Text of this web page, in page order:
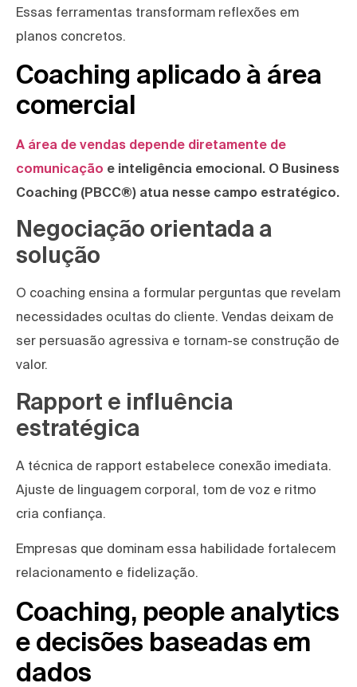
Essas ferramentas transformam reflexões em
planos concretos.
Coaching aplicado à área
comercial
A área de vendas depende diretamente de
comunicação e inteligência emocional. O Business
Coaching (PBCC®) atua nesse campo estratégico.
Negociação orientada a
solução
O coaching ensina a formular perguntas que revelam
necessidades ocultas do cliente. Vendas deixam de
ser persuasão agressiva e tornam-se construção de
valor.
Rapport e influência
estratégica
A técnica de rapport estabelece conexão imediata.
Ajuste de linguagem corporal, tom de voz e ritmo
cria confiança.
Empresas que dominam essa habilidade fortalecem
relacionamento e fidelização.
Coaching, people analytics
e decisões baseadas em
dados